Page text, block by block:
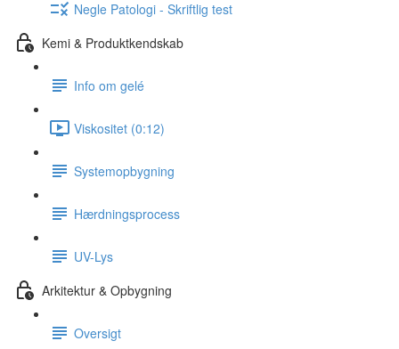
Negle Patologi - Skriftlig test
Kemi & Produktkendskab
Info om gelé
Viskositet (0:12)
Systemopbygning
Hærdningsprocess
UV-Lys
Arkitektur & Opbygning
Oversigt